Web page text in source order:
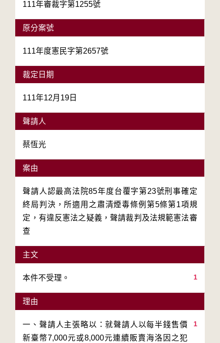
111年審裁字第1255號
原分案號
111年度憲民字第2657號
裁定日期
111年12月19日
聲請人
蔡恆光
案由
聲請人認最高法院85年度台覆字第23號刑事確定
終局判決，所適用之肅清煙毒條例第5條第1項規
定，有違反憲法之疑義，聲請裁判及法規範憲法審
查
主文
1
本件不受理。
理由
1
一、聲請人主張略以：就聲請人以每半錢售價
新臺幣7,000元或8,000元連續販賣海洛因之犯